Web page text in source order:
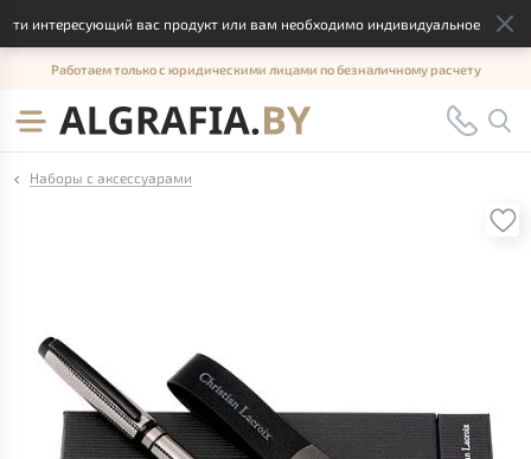
интересующий вас продукт или вам необходимо индивидуальное
Работаем только с юридическими лицами по безналичному расчету
Наборы с аксессуарами